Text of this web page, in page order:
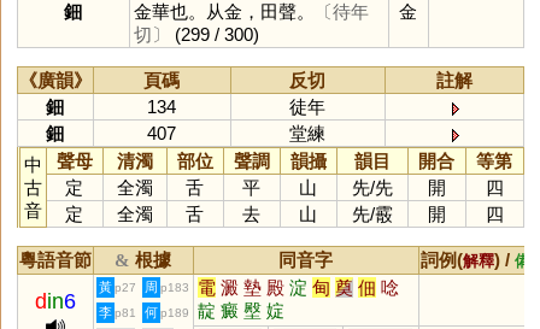
鈿
金華也。从金，田聲。
〔待年
切〕
(299 / 300)
金
《廣韻》 頁碼 反切
註解
鈿
134
徒年
鈿
407
堂練
中
古
音
聲母 清濁 部位 聲調 韻攝 韻目 開合
等第
定
全濁 舌 平 山 先/先 開
四
定
全濁 舌 去 山 先/霰 開 四
粵語音節 & 根據 同音字 詞例(解釋) / 備
din6
黃 p27 周 p183 電 澱 墊 殿 淀 甸 奠 佃 唸
靛 癜 壂 婝
李 p81 何 p189